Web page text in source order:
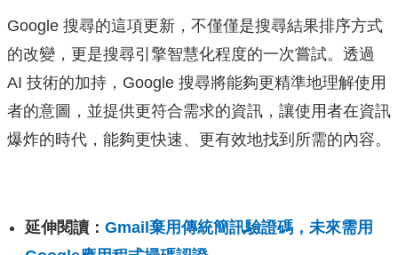
Google 搜尋的這項更新，不僅僅是搜尋結果排序方式
的改變，更是搜尋引擎智慧化程度的一次嘗試。透過
AI 技術的加持，Google 搜尋將能夠更精準地理解使用
者的意圖，並提供更符合需求的資訊，讓使用者在資訊
爆炸的時代，能夠更快速、更有效地找到所需的內容。
延伸閱讀： Gmail棄用傳統簡訊驗證碼，未來需用